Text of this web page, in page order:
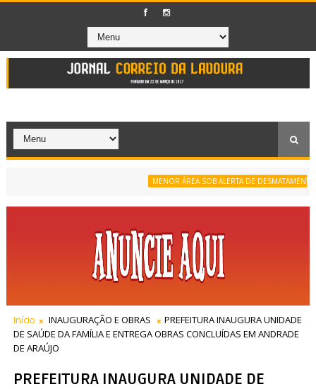
MENOR ÁREA SOB ALERTA DE DESMATAMENTO DA
Início INAUGURAÇÃO E OBRAS
PREFEITURA INAUGURA UNIDADE
DE SAÚDE DA FAMÍLIA E ENTREGA OBRAS CONCLUÍDAS EM ANDRADE
DE ARAÚJO
PREFEITURA INAUGURA UNIDADE DE